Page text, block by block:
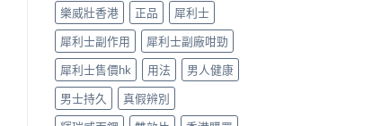
樂威壯香港
正品
犀利士
犀利士副作用
犀利士副廠咁勁
犀利士售價hk
用法
男人健康
男士持久
真假辨別